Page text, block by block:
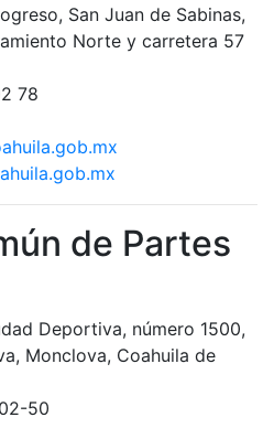
San Juan de Sabinas,
Norte y carretera 57
78
de Partes
Deportiva, número 1500,
Monclova, Coahuila de
50